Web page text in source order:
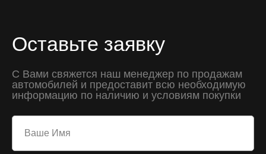
Оставьте заявку
С Вами свяжется наш менеджер по продажам
автомобилей и предоставит всю необходимую
информацию по наличию и условиям покупки